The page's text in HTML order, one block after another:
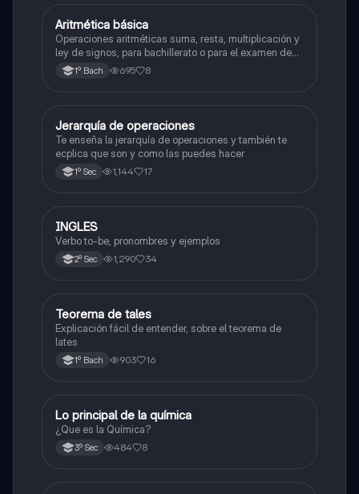
Matemáticas
Aritmética básica
Operaciones aritméticas suma, resta, multiplicación y
ley de signos, para bachillerato o para el examen de
admisión a la universidad
1º Bach 695 8
Matemáticas
Jerarquía de operaciones
Te enseña la jerarquía de operaciones y también te
ecplica que son y como las puedes hacer
1º Sec 1,144 17
Inglés
INGLES
Verbo to-be, pronombres y ejemplos
2º Sec 1,290 34
Matemáticas
Teorema de tales
Explicación fácil de entender, sobre el teorema de
lates
1º Bach 903 16
Química
Lo principal de la química
¿Que es la Química?
3º Sec 484 8